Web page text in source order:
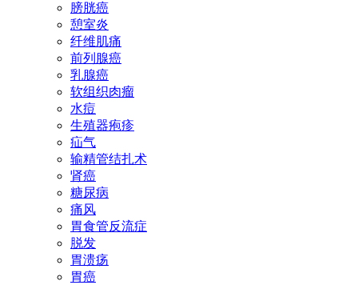
膀胱癌
憩室炎
纤维肌痛
前列腺癌
乳腺癌
软组织肉瘤
水痘
生殖器疱疹
疝气
输精管结扎术
肾癌
糖尿病
痛风
胃食管反流症
脱发
胃溃疡
胃癌